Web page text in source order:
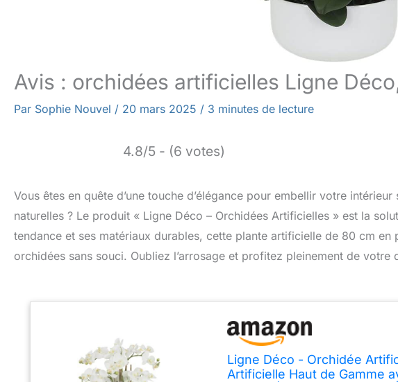
Avis : orchidées artificielles Ligne
Par Sophie Nouvel / 20 mars 2025 / 3 minutes de lecture
4.8/5 - (6 votes)
Vous êtes en quête d’une touche d’élégance pour embellir votre
naturelles ? Le produit « Ligne Déco – Orchidées Artificielles » est la
tendance et ses matériaux durables, cette plante artificielle de 80 cm
orchidées sans souci. Oubliez l’arrosage et profitez pleinement de votre
Ligne Déco - Orchidée
Artificielle Haut de Gamme